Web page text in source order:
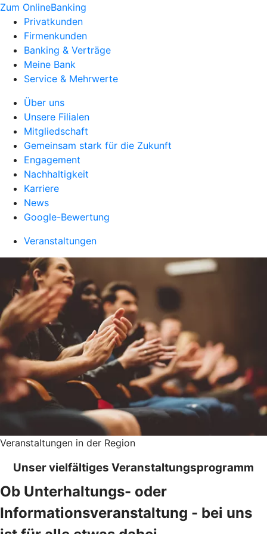
Zum OnlineBanking
Privatkunden
Firmenkunden
Banking & Verträge
Meine Bank
Service & Mehrwerte
Über uns
Unsere Filialen
Mitgliedschaft
Gemeinsam stark für die Zukunft
Engagement
Nachhaltigkeit
Karriere
News
Google-Bewertung
Veranstaltungen
Veranstaltungen in der Region
Unser vielfältiges Veranstaltungsprogramm
Ob Unterhaltungs- oder
Informationsveranstaltung - bei uns